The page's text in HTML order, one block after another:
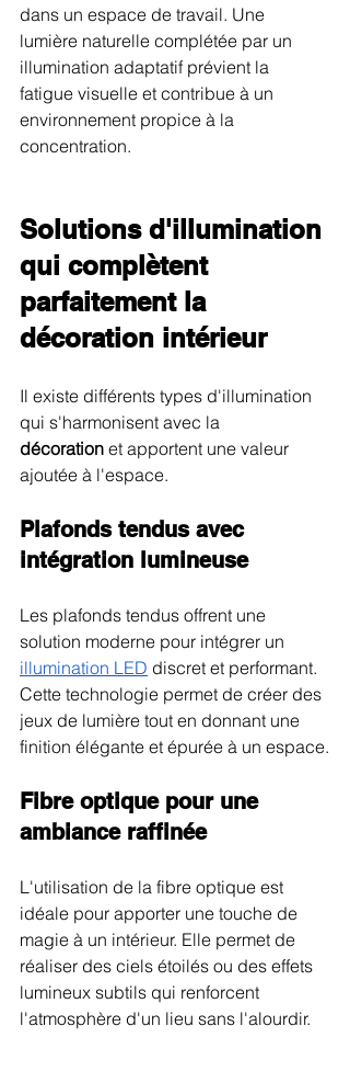
dans un espace de travail. Une
lumière naturelle complétée par un
illumination adaptatif prévient la
fatigue visuelle et contribue à un
environnement propice à la
concentration.
Solutions d'illumination
qui complètent
parfaitement la
décoration intérieur
Il existe différents types d'illumination
qui s'harmonisent avec la
décoration et apportent une valeur
ajoutée à l'espace.
Plafonds tendus avec
intégration lumineuse
Les plafonds tendus offrent une
solution moderne pour intégrer un
illumination LED discret et performant.
Cette technologie permet de créer des
jeux de lumière tout en donnant une
finition élégante et épurée à un espace.
Fibre optique pour une
ambiance raffinée
L'utilisation de la fibre optique est
idéale pour apporter une touche de
magie à un intérieur. Elle permet de
réaliser des ciels étoilés ou des effets
lumineux subtils qui renforcent
l'atmosphère d'un lieu sans l'alourdir.